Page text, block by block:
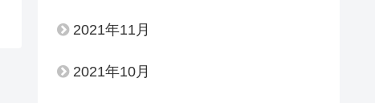
2021年11月
2021年10月